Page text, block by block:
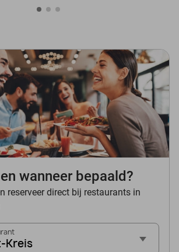
wanneer bepaald?
reserveer direct bij restaurants in
Kreis